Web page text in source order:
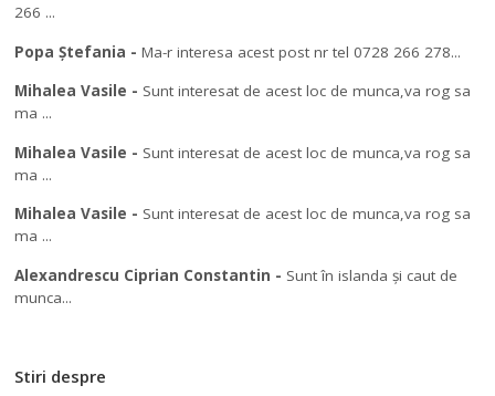
266 ...
Popa Ștefania -Ma-r interesa acest post nr tel 0728 266 278...
Mihalea Vasile - Sunt interesat de acest loc de munca,va rog sa
ma ...
Mihalea Vasile - Sunt interesat de acest loc de munca,va rog sa
ma ...
Mihalea Vasile - Sunt interesat de acest loc de munca,va rog sa
ma ...
Alexandrescu Ciprian Constantin - Sunt în islanda și caut de
munca...
Stiri despre